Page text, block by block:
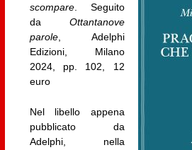
scompare. Seguito
da Ottantanove
parole, Adelphi
Edizioni, Milano
2024, pp. 102, 12
euro
Nel libello appena
pubblicato da
Adelphi, nella